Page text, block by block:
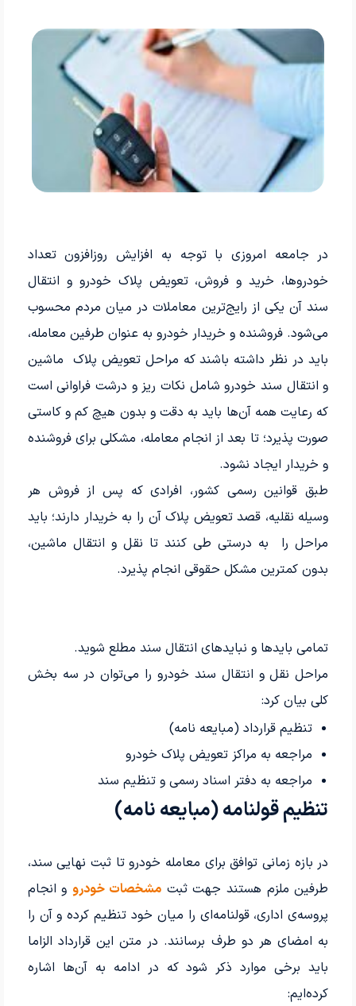
در جامعه امروزی با توجه به افزایش روزافزون تعداد
خودروها، خرید و فروش، تعویض پلاک خودرو و انتقال
سند آن یکی از رایج‌ترین معاملات در میان مردم محسوب
می‌شود. فروشنده و خریدار خودرو به عنوان طرفین معامله،
باید در نظر داشته باشند که مراحل تعویض پلاک ماشین
و انتقال سند خودرو شامل نکات ریز و درشت فراوانی است
که رعایت همه آن‌ها باید به دقت و بدون هیچ کم و کاستی
صورت پذیرد؛ تا بعد از انجام معامله، مشکلی برای فروشنده
و خریدار ایجاد نشود.
طبق قوانین رسمی کشور، افرادی که پس از فروش هر
وسیله نقلیه‌، قصد تعویض پلاک آن را به خریدار دارند؛ باید
مراحل را به درستی طی کنند تا نقل و انتقال ماشین،
بدون کمترین مشکل حقوقی انجام پذیرد.
تمامی بایدها و نبایدهای انتقال سند مطلع شوید.
مراحل نقل و انتقال سند خودرو را می‌توان در سه بخش
کلی بیان کرد:
تنظیم قرارداد (مبایعه نامه)
مراجعه به مراکز تعویض پلاک خودرو
مراجعه به دفتر اسناد رسمی و تنظیم سند
تنظیم قولنامه (مبایعه نامه)
در بازه زمانی توافق برای معامله خودرو تا ثبت نهایی سند،
طرفین ملزم هستند جهت ثبتمشخصات خودروو انجام
پروسه‌ی اداری، قولنامه‌ای را میان خود تنظیم کرده و آن را
به امضای هر دو طرف برسانند. در متن این قرارداد الزاما
باید برخی موارد ذکر شود که در ادامه به آن‌ها اشاره
کرده‌ایم: